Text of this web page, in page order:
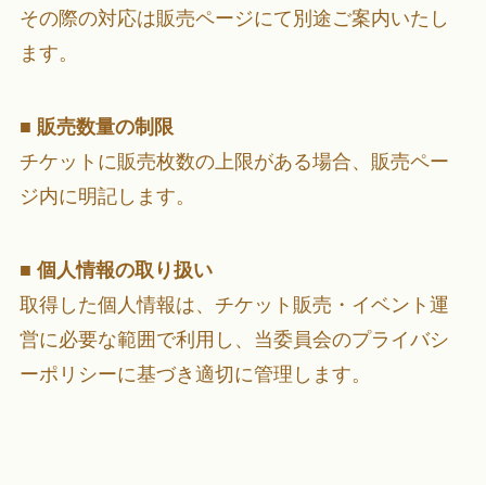
その際の対応は販売ページにて別途ご案内いたし
ます。
■ 販売数量の制限
チケットに販売枚数の上限がある場合、販売ペー
ジ内に明記します。
■ 個人情報の取り扱い
取得した個人情報は、チケット販売・イベント運
営に必要な範囲で利用し、当委員会のプライバシ
ーポリシーに基づき適切に管理します。